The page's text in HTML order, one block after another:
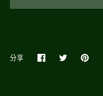
分享
在
SharePin